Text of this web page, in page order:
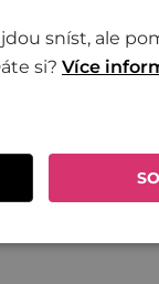
sníst, ale
si? Více